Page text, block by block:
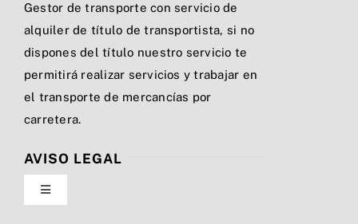
Gestor de transporte con servicio de
alquiler de título de transportista, si no
dispones del título nuestro servicio te
permitirá realizar servicios y trabajar en
el transporte de mercancías por
carretera.
AVISO LEGAL
Toggle
Navigation